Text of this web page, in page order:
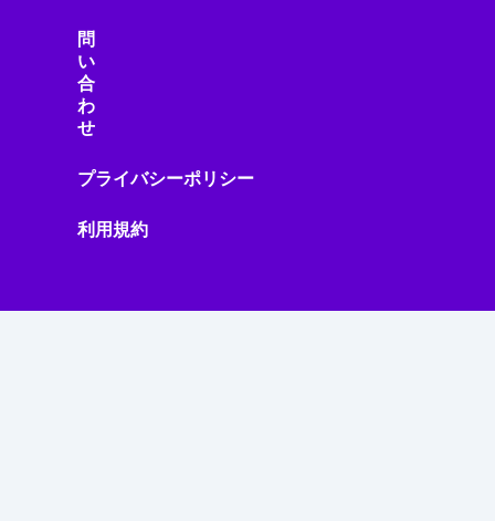
問
い
合
わ
せ
プライバシーポリシー
利用規約